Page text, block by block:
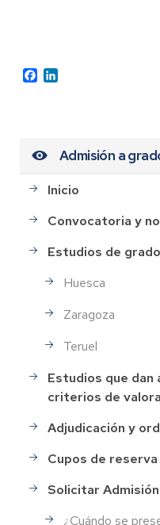
Facebook
Admisión a
Inicio
Convocatoria y
Estudios de
Huesca
Zaragoza
Teruel
Estudios que dan
criterios de
Adjudicación y
Cupos de reserva
Solicitar Admisión
¿Cuándo se